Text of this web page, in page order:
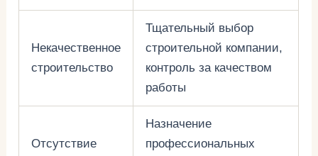
Некачественное
строительство
Тщательный выбор
строительной компании,
контроль за качеством
работы
Отсутствие
Назначение
профессиональных